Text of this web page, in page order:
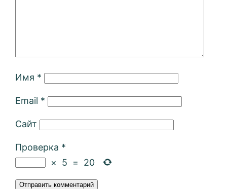
Имя *
Email *
Сайт
Проверка *
×
5 = 20